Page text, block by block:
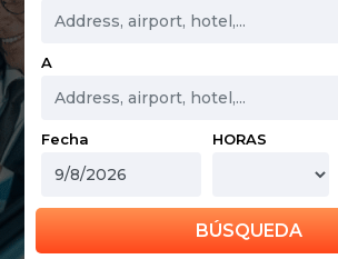
A
Fecha HORAS
BÚSQUEDA